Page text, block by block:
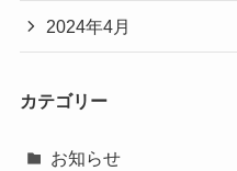
2024年4月
カテゴリー
お知らせ